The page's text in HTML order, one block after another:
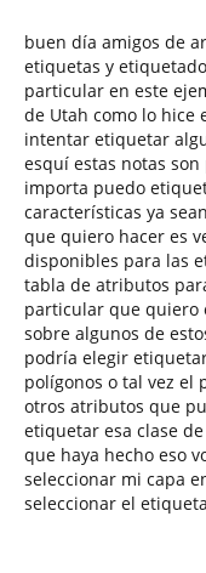
buen día amigos de
etiquetas y
particular en este
de Utah como lo hice
intentar etiquetar
esquí estas notas
importa puedo
características ya
que quiero hacer es
disponibles para las
tabla de atributos
particular que quiero
sobre algunos de
podría elegir
polígonos o tal vez el
otros atributos que
etiquetar esa clase
que haya hecho eso
seleccionar mi capa
seleccionar el